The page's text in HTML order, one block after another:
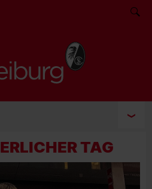
TAG